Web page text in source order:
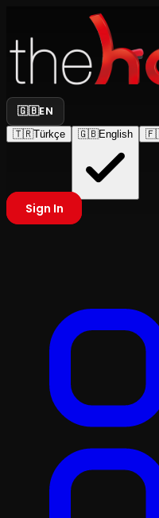
🇬🇧EN
🇹🇷Türkçe 🇬🇧English
Sign In